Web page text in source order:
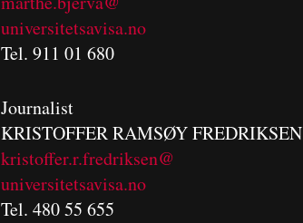
universitetsavisa.no
Tel. 911 01 680
Journalist
KRISTOFFER RAMSØY FREDRIKSEN
kristoffer.r.fredriksen@
universitetsavisa.no
Tel. 480 55 655